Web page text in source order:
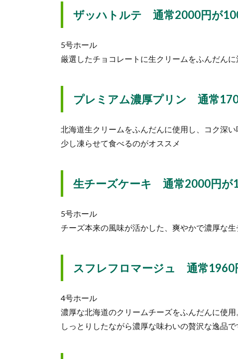
ザッハトルテ 通常2000円が
5号ホール
厳選したチョコレートに生クリームをふんだん
プレミアム濃厚プリン 通常
北海道生クリームをふんだんに使用し、コク深い
少し凍らせて食べるのがオススメ
生チーズケーキ 通常2000円が
5号ホール
チーズ本来の風味が活かした、爽やかで濃厚な
スフレフロマージュ 通常1960
4号ホール
濃厚な北海道のクリームチーズをふんだんに使用
しっとりしたながら濃厚な味わいの贅沢な逸品で